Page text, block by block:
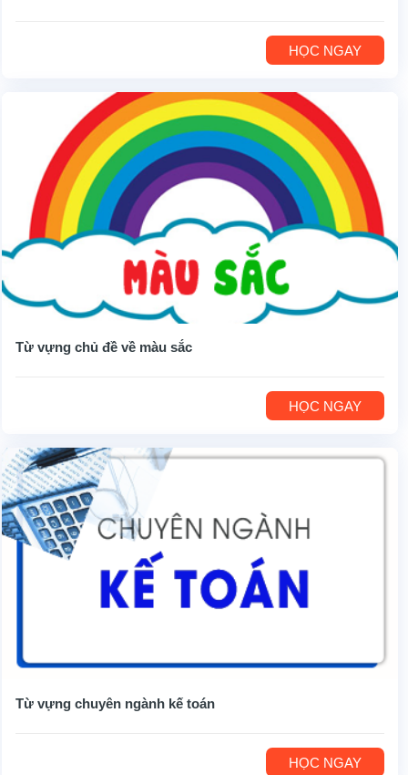
HỌC NGAY
Từ vựng chủ đề về màu sắc
HỌC NGAY
Từ vựng chuyên ngành kế toán
HỌC NGAY